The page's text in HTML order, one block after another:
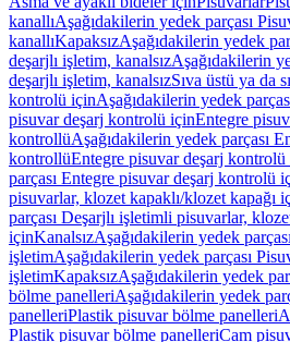
kanallıAşağıdakilerin yedek parçası
kanallıKapaksızAşağıdakilerin yedek
deşarjlı işletim, kanalsızAşağıdakilerin
deşarjlı işletim, kanalsızSıva üstü ya da
kontrolü içinAşağıdakilerin yedek
pisuvar deşarj kontrolü içinEntegre
kontrollüAşağıdakilerin yedek parçası
kontrollüEntegre pisuvar deşarj kontrolü
parçası Entegre pisuvar deşarj kontrolü
pisuvarlar, klozet kapaklı/klozet kapağı
parçası Deşarjlı işletimli pisuvarlar,
içinKanalsızAşağıdakilerin yedek
işletimAşağıdakilerin yedek parçası
işletimKapaksızAşağıdakilerin yedek
bölme panelleriAşağıdakilerin yedek
panelleriPlastik pisuvar bölme panelleri
Plastik pisuvar bölme panelleriCam